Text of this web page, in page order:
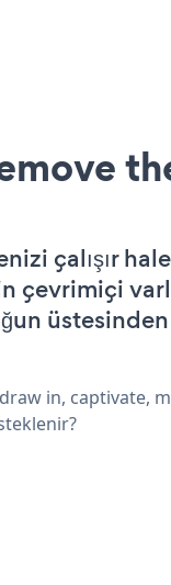
çalışır hale
üstesinden
in, captivate,